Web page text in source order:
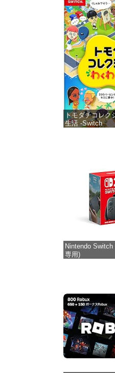
トモダチコレク
生活 -Switch
Nintendo
専用)